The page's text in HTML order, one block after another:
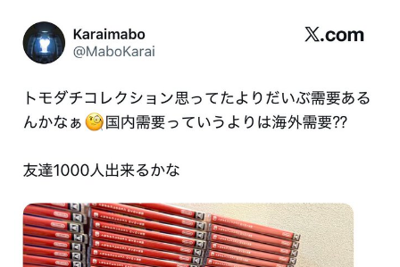
の？
【衝撃動画】トラック事故で車がミンチになった男性、とん
でもない姿で発見される…怖すぎる…
【ハコヅメ】 第6話 感想 誰よりも早く！【～交番女子の逆
襲～】
た？」 第29話
休日に甥っ子をアポなし託児を押し付けてきた兄嫁！「テレ
ビでも見せといてw」と言うので『Gガンダム』を一気見さ
せた結果……甥っ子が重度の中二病を発症して家で大暴れｗ